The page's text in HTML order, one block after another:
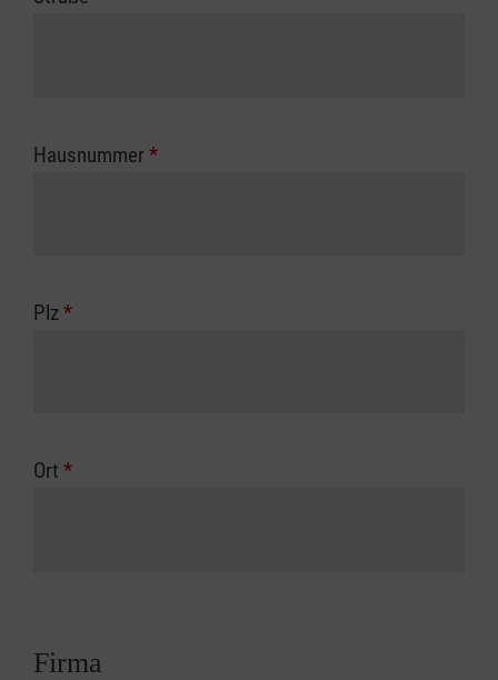
Hausnummer *
Plz*
Ort *
Firma